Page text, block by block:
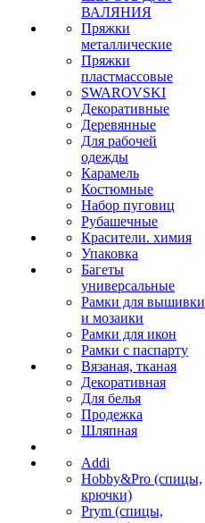
ВАЛЯНИЯ
Пряжки
металлические
Пряжки
пластмассовые
SWAROVSKI
Декоративные
Деревянные
Для рабочей
одежды
Карамель
Костюмные
Набор пуговиц
Рубашечные
Красители. химия
Упаковка
Багеты
универсальные
Рамки для вышивки
и мозаики
Рамки для икон
Рамки с паспарту
Вязаная, тканая
Декоративная
Для белья
Продежка
Шляпная
Addi
Hobby&Pro (спицы,
крючки)
Prym (спицы,